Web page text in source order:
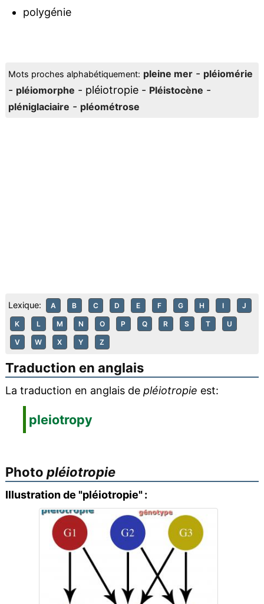
polygénie
Mots proches alphabétiquement: pleine mer- pléiomérie
- pléiomorphe - pléiotropie - Pléistocène -
pléniglaciaire - pléométrose
Lexique: A B C D E F G H I J
K L M N O P Q R S T U
V W X Y Z
Traduction en anglais
La traduction en anglais de pléiotropie est:
pleiotropy
Photo pléiotropie
Illustration de "pléiotropie" :